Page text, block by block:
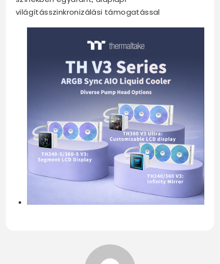
világításszinkronizálási támogatással